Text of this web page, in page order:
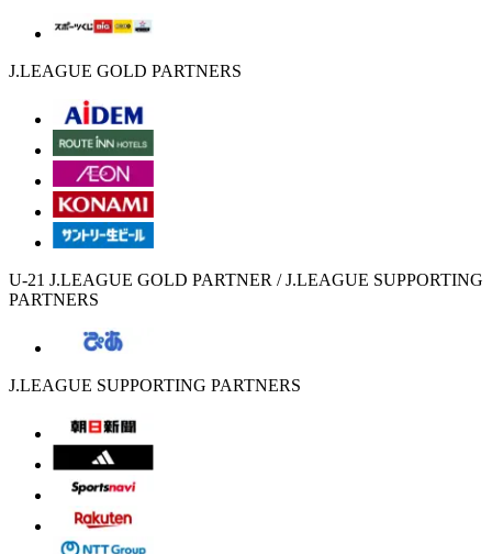
J.LEAGUE GOLD PARTNERS
U-21 J.LEAGUE GOLD PARTNER / J.LEAGUE SUPPORTING
PARTNERS
J.LEAGUE SUPPORTING PARTNERS